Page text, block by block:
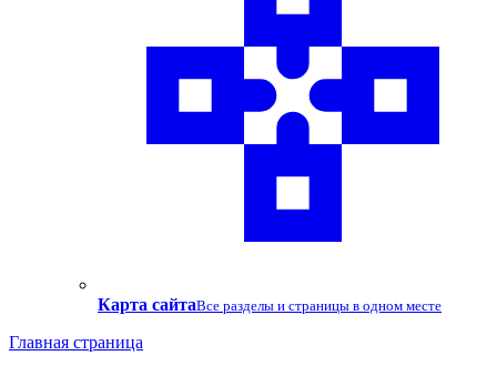
Карта сайтаВсе разделы и страницы в одном месте
Главная страница